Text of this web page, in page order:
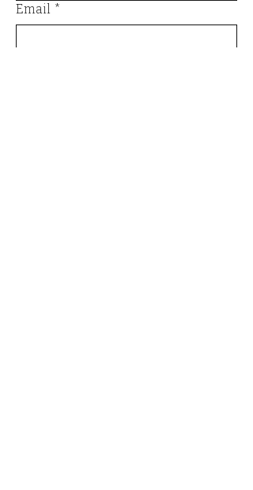
Email *